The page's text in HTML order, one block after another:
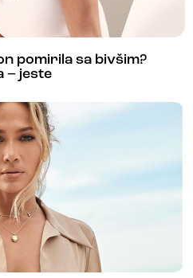
pomirila sa bivšim?
– jeste